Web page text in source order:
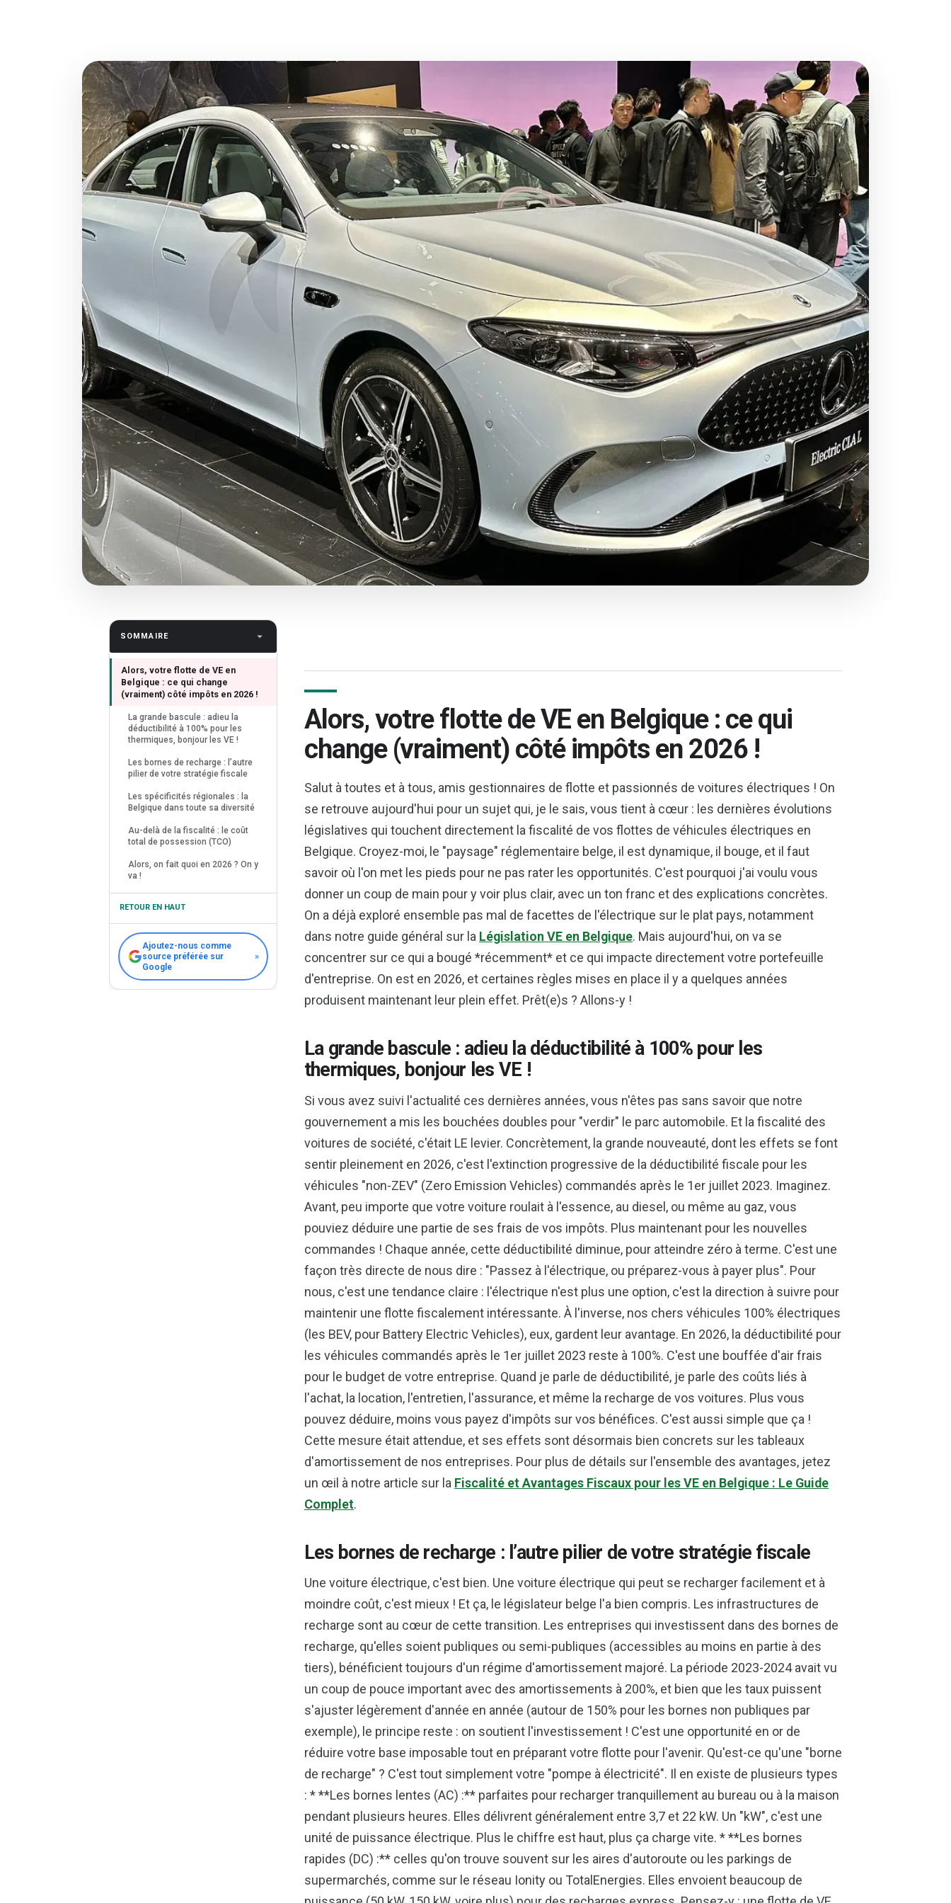
SOMMAIRE
Alors, votre flotte de VE en
Belgique : ce qui change
(vraiment) côté impôts en 2026 !
La grande bascule : adieu la
déductibilité à 100% pour les
thermiques, bonjour les VE !
Les bornes de recharge : l’autre
pilier de votre stratégie fiscale
Les spécificités régionales : la
Belgique dans toute sa diversité
Au-delà de la fiscalité : le coût
total de possession (TCO)
Alors, on fait quoi en 2026 ? On y
va !
RETOUR EN HAUT
Ajoutez-nous comme
source préférée sur
Google
»
Alors, votre flotte de VE en Belgique : ce qui
change (vraiment) côté impôts en 2026 !
Salut à toutes et à tous, amis gestionnaires de flotte et passionnés de voitures électriques ! On
se retrouve aujourd'hui pour un sujet qui, je le sais, vous tient à cœur : les dernières évolutions
législatives qui touchent directement la fiscalité de vos flottes de véhicules électriques en
Belgique. Croyez-moi, le "paysage" réglementaire belge, il est dynamique, il bouge, et il faut
savoir où l'on met les pieds pour ne pas rater les opportunités. C'est pourquoi j'ai voulu vous
donner un coup de main pour y voir plus clair, avec un ton franc et des explications concrètes.
On a déjà exploré ensemble pas mal de facettes de l'électrique sur le plat pays, notamment
dans notre guide général sur la Législation VE en Belgique. Mais aujourd'hui, on va se
concentrer sur ce qui a bougé *récemment* et ce qui impacte directement votre portefeuille
d'entreprise. On est en 2026, et certaines règles mises en place il y a quelques années
produisent maintenant leur plein effet. Prêt(e)s ? Allons-y !
La grande bascule : adieu la déductibilité à 100% pour les
thermiques, bonjour les VE !
Si vous avez suivi l'actualité ces dernières années, vous n'êtes pas sans savoir que notre
gouvernement a mis les bouchées doubles pour "verdir" le parc automobile. Et la fiscalité des
voitures de société, c'était LE levier. Concrètement, la grande nouveauté, dont les effets se font
sentir pleinement en 2026, c'est l'extinction progressive de la déductibilité fiscale pour les
véhicules "non-ZEV" (Zero Emission Vehicles) commandés après le 1er juillet 2023. Imaginez.
Avant, peu importe que votre voiture roulait à l'essence, au diesel, ou même au gaz, vous
pouviez déduire une partie de ses frais de vos impôts. Plus maintenant pour les nouvelles
commandes ! Chaque année, cette déductibilité diminue, pour atteindre zéro à terme. C'est une
façon très directe de nous dire : "Passez à l'électrique, ou préparez-vous à payer plus". Pour
nous, c'est une tendance claire : l'électrique n'est plus une option, c'est la direction à suivre pour
maintenir une flotte fiscalement intéressante. À l'inverse, nos chers véhicules 100% électriques
(les BEV, pour Battery Electric Vehicles), eux, gardent leur avantage. En 2026, la déductibilité pour
les véhicules commandés après le 1er juillet 2023 reste à 100%. C'est une bouffée d'air frais
pour le budget de votre entreprise. Quand je parle de déductibilité, je parle des coûts liés à
l'achat, la location, l'entretien, l'assurance, et même la recharge de vos voitures. Plus vous
pouvez déduire, moins vous payez d'impôts sur vos bénéfices. C'est aussi simple que ça !
Cette mesure était attendue, et ses effets sont désormais bien concrets sur les tableaux
d'amortissement de nos entreprises. Pour plus de détails sur l'ensemble des avantages, jetez
un œil à notre article sur la Fiscalité et Avantages Fiscaux pour les VE en Belgique : Le Guide
Complet.
Les bornes de recharge : l’autre pilier de votre stratégie fiscale
Une voiture électrique, c'est bien. Une voiture électrique qui peut se recharger facilement et à
moindre coût, c'est mieux ! Et ça, le législateur belge l'a bien compris. Les infrastructures de
recharge sont au cœur de cette transition. Les entreprises qui investissent dans des bornes de
recharge, qu'elles soient publiques ou semi-publiques (accessibles au moins en partie à des
tiers), bénéficient toujours d'un régime d'amortissement majoré. La période 2023-2024 avait vu
un coup de pouce important avec des amortissements à 200%, et bien que les taux puissent
s'ajuster légèrement d'année en année (autour de 150% pour les bornes non publiques par
exemple), le principe reste : on soutient l'investissement ! C'est une opportunité en or de
réduire votre base imposable tout en préparant votre flotte pour l'avenir. Qu'est-ce qu'une "borne
de recharge" ? C'est tout simplement votre "pompe à électricité". Il en existe de plusieurs types
: * **Les bornes lentes (AC) :** parfaites pour recharger tranquillement au bureau ou à la maison
pendant plusieurs heures. Elles délivrent généralement entre 3,7 et 22 kW. Un "kW", c'est une
unité de puissance électrique. Plus le chiffre est haut, plus ça charge vite. * **Les bornes
rapides (DC) :** celles qu'on trouve souvent sur les aires d'autoroute ou les parkings de
supermarchés, comme sur le réseau Ionity ou TotalEnergies. Elles envoient beaucoup de